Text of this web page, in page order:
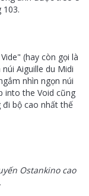
(hay còn gọi là
Aiguille du Midi
nhìn ngọn núi
into the Void cũng
bộ cao nhất thế
Ostankino cao